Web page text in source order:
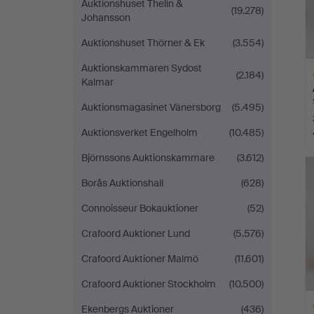
Auktionshuset Thelin &
Johansson
(19.278)
Auktionshuset Thörner & Ek
(3.554)
Auktionskammaren Sydost
Kalmar
(2.184)
Auktionsmagasinet Vänersborg
(5.495)
Auktionsverket Engelholm
(10.485)
Björnssons Auktionskammare
(3.612)
Borås Auktionshall
(628)
Connoisseur Bokauktioner
(52)
Crafoord Auktioner Lund
(5.576)
Crafoord Auktioner Malmö
(11.601)
Crafoord Auktioner Stockholm
(10.500)
Ekenbergs Auktioner
(436)